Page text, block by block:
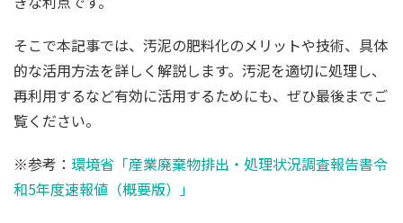
そこで本記事では、汚泥の肥料化のメリットや技術、具体
的な活用方法を詳しく解説します。汚泥を適切に処理し、
再利用するなど有効に活用するためにも、ぜひ最後までご
覧ください。
※参考： 環境省「産業廃棄物排出・処理状況調査報告書令
和5年度速報値（概要版）」